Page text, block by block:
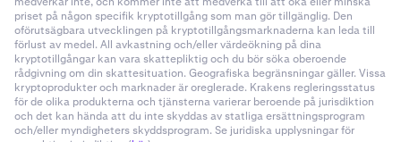
priset på någon specifik kryptotillgång som man gör tillgänglig. Den
oförutsägbara utvecklingen på kryptotillgångsmarknaderna kan leda till
förlust av medel. All avkastning och/eller värdeökning på dina
kryptotillgångar kan vara skattepliktig och du bör söka oberoende
rådgivning om din skattesituation. Geografiska begränsningar gäller. Vissa
kryptoprodukter och marknader är oreglerade. Krakens regleringsstatus
för de olika produkterna och tjänsterna varierar beroende på jurisdiktion
och det kan hända att du inte skyddas av statliga ersättningsprogram
och/eller myndigheters skyddsprogram. Se juridiska upplysningar för